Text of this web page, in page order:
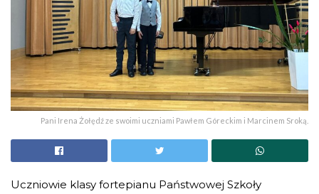
Pani Irena Żołędź ze swoimi uczniami Pawłem Góreckim i Marcinem Sroką.
Uczniowie klasy fortepianu Państwowej Szkoły